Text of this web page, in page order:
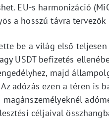
EU-s harmonizáció
a hosszú távra tervezők
be a világ első
USDT befizetés
majd
adózás ezen a téren is
céljaival